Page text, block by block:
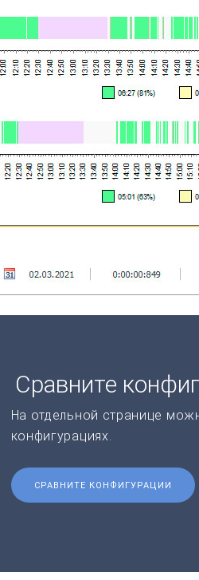
Сравните
На отдельной странице
конфигурациях.
СРАВНИТЕ КОНФИГУРАЦИИ